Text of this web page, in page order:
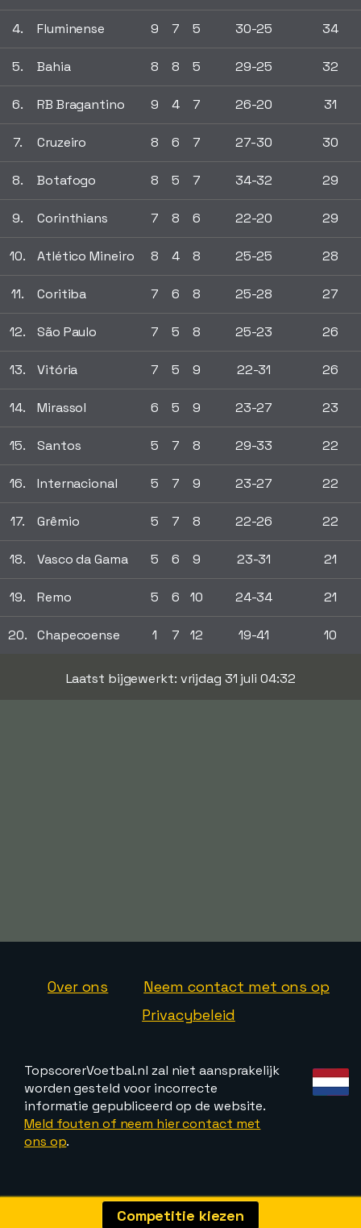
4. Fluminense 9 7 5 30-25 34
5. Bahia 8 8 5 29-25 32
6. RB Bragantino 9 4 7 26-20 31
7. Cruzeiro 8 6 7 27-30 30
8. Botafogo 8 5 7 34-32 29
9. Corinthians 7 8 6 22-20 29
10. Atlético Mineiro 8 4 8 25-25 28
11. Coritiba 7 6 8 25-28 27
12. São Paulo 7 5 8 25-23 26
13. Vitória 7 5 9 22-31 26
14. Mirassol 6 5 9 23-27 23
15. Santos 5 7 8 29-33 22
16. Internacional 5 7 9 23-27 22
17. Grêmio 5 7 8 22-26 22
18. Vasco da Gama 5 6 9 23-31 21
19. Remo 5 6 10 24-34 21
20. Chapecoense 1 7 12 19-41 10
Laatst bijgewerkt: vrijdag 31 juli 04:32
Over ons
Neem contact met ons op
Privacybeleid
TopscorerVoetbal.nl zal niet aansprakelijk
worden gesteld voor incorrecte
informatie gepubliceerd op de website.
Meld fouten of neem hier contact met
ons op.
Competitie kiezen